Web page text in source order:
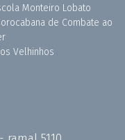
Monteiro Lobato
de Combate ao
Velhinhos